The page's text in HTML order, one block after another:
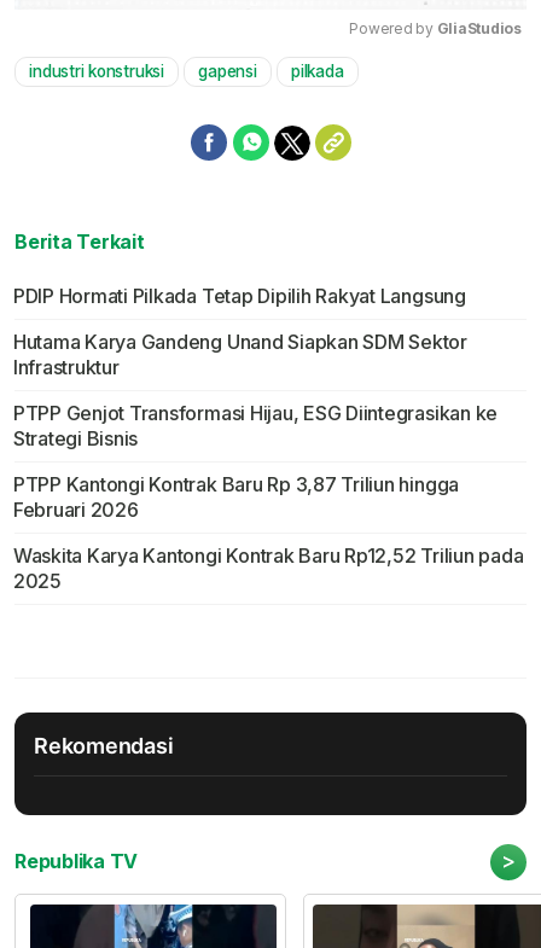
Powered by GliaStudios
industri konstruksi gapensi pilkada
Berita Terkait
PDIP Hormati Pilkada Tetap Dipilih Rakyat Langsung
Hutama Karya Gandeng Unand Siapkan SDM Sektor
Infrastruktur
PTPP Genjot Transformasi Hijau, ESG Diintegrasikan ke
Strategi Bisnis
PTPP Kantongi Kontrak Baru Rp 3,87 Triliun hingga
Februari 2026
Waskita Karya Kantongi Kontrak Baru Rp12,52 Triliun pada
2025
Rekomendasi
Republika TV >